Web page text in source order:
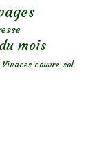
mois
Vivaces couvre-sol